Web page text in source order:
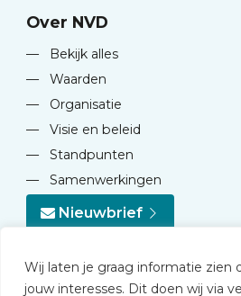
Wij laten je graag informatie zien
jouw interesses. Dit doen wij via
Over NVD
—
Bekijk alles
—
Waarden
—
Organisatie
—
Visie en beleid
—
Standpunten
—
Samenwerkingen
Nieuwbrief